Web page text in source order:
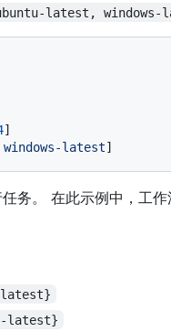
latest, windows-
]
windows-latest
务。 在此示例中，工
latest}
latest}